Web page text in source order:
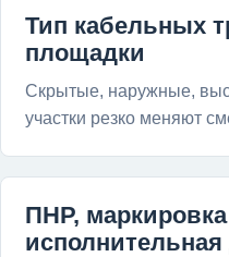
Тип кабельных
площадки
Скрытые, наружные,
участки резко меняют
ПНР,